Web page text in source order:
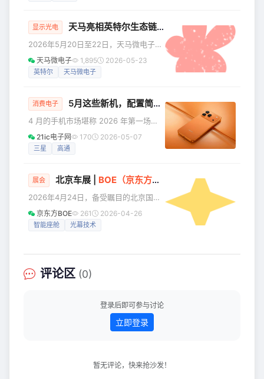
强制要求手机、平板电脑、数码相机、
子设备统一使用USB-C接口。经过一年
多的市场磨合与技术铺垫，新规终于覆
盖技术门槛更高的笔记本电脑领域。 新
便
显示光电 天马亮相英特尔生态链群英会，以IT创新显示点亮
2026年5月20日至22日，天马微电子受
邀参加Intel在上海举办的2026年度英特
尔生态链群英会（Intel Client
Summit 2026），并在现场重点展示了
心显示技术，彰显其在高端 IT 显示领域
的硬核实力。 当前AI浪潮正在席卷千行
百业，
天马微电子 1,895 2026-05-23
英特尔 天马微电子
消费电子 5月这些新机，配置简直要命啊！
4 月的手机市场堪称 2026 年第一场
「大乱斗」，华为祭出 Pura 90 系列、
PuraX Max 大阔折手机，vivo、OPPO
来到 5 月，相比起刚刚过去的 4 月份，
过，由于临近 618 大促，不少厂商也有
一些诚意之作要在这个月登场，比如小
米、iQOO 全新定位的新机，荣耀 600
21ic电子网 170 2026-05-07
三星 高通
展会 北京车展 | BOE（京东方） 光幕技术闪耀2026北京
2026年4月24日，备受瞩目的北京国际
汽车展览会在中国国际展览中心隆重开
幕。在这场汇聚全球创新力量、定义未
度重磅新车，并在极氪009光辉、红旗
H9等已上市热销车型上实现稳定应用。
志着京东方光幕技术已迈入高度成熟与
稳定量产的新阶段，更预示着智能调光
京东方BOE 261 2026-04-26
智能座舱 光幕技术
评论区 (0)
登录后即可参与讨论
立即登录
暂无评论，快来抢沙发！